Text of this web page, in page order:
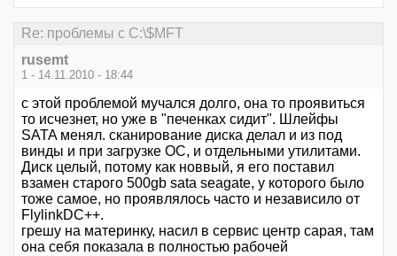
Re: проблемы с C:\$MFT
rusemt
1 - 14.11.2010 - 18:44
с этой проблемой мучался долго, она то проявиться
то исчезнет, но уже в "печенках сидит". Шлейфы
SATA менял. сканирование диска делал и из под
винды и при загрузке ОС, и отдельными утилитами.
Диск целый, потому как новвый, я его поставил
взамен старого 500gb sata seagate, у которого было
тоже самое, но проявлялось часто и независило от
FlylinkDC++.
грешу на материнку, насил в сервис центр сарая, там
она себя показала в полностью рабочей